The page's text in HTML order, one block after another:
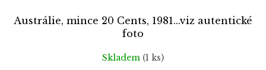
Austrálie, mince 20 Cents, 1981...viz autentické
foto
Skladem (1 ks)